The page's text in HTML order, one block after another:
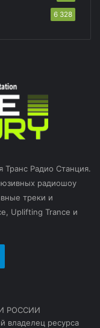
6 328
Транс Радио Станция.
радиошоу
треки и
Uplifting Trance и
РОССИИ
владелец ресурса